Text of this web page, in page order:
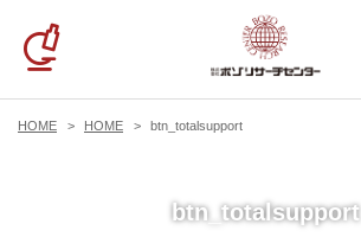
HOME HOME btn_totalsupport
btn_totalsupport